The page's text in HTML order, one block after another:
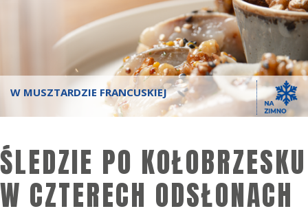
W MUSZTARDZIE FRANCUSKIEJ
ŚLEDZIE PO KOŁOBRZESKU
W CZTERECH ODSŁONACH